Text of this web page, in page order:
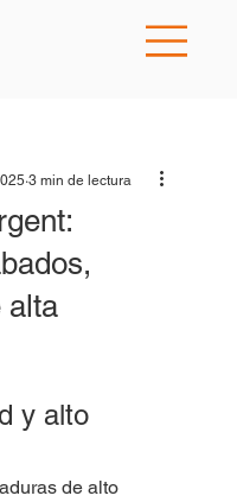
alta
3 min de lectura
y alto
de alto